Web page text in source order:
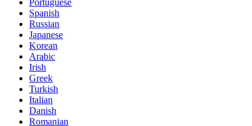
Spanish
Russian
Japanese
Korean
Arabic
Irish
Greek
Turkish
Italian
Danish
Romanian